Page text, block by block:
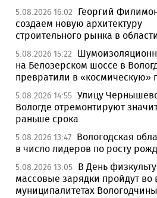
5.08.2026 16:02
Георгий
создаем новую архитектуру
строительного рынка в области
5.08.2026 15:22
на Белозерском шоссе в
превратили в «космическую»
5.08.2026 14:55 Улицу
Вологде отремонтируют
раньше срока
5.08.2026 13:47 Вологодская
в число лидеров по росту
5.08.2026 13:05 В День
массовые зарядки пройдут во
муниципалитетах Вологодчины